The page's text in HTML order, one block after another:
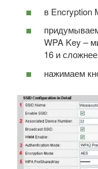
в Encryption
WPA Key –
16 и
нажимаем